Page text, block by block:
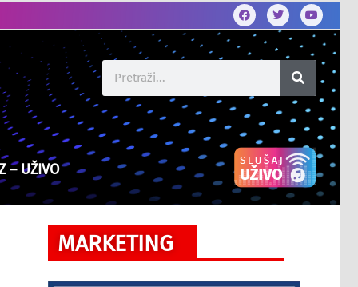
– UŽIVO
MARKETING